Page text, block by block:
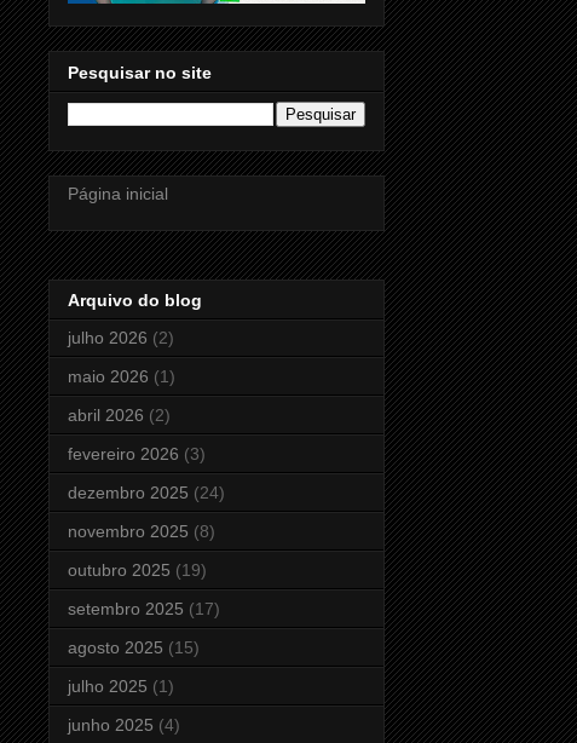
Pesquisar no site
Página inicial
Arquivo do blog
julho 2026 (2)
maio 2026 (1)
abril 2026 (2)
fevereiro 2026 (3)
dezembro 2025 (24)
novembro 2025 (8)
outubro 2025 (19)
setembro 2025 (17)
agosto 2025 (15)
julho 2025 (1)
junho 2025 (4)